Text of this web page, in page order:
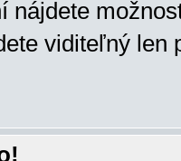
nájdete
viditeľný len